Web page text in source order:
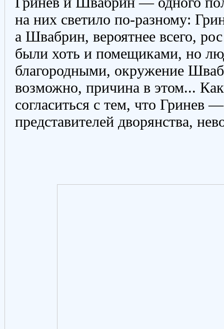
на них светило по-разному:
а Швабрин, вероятнее всего,
были хоть и помещиками, но
благородными, окружение
возможно, причина в этом...
согласиться с тем, что Гринев
представителей дворянства,